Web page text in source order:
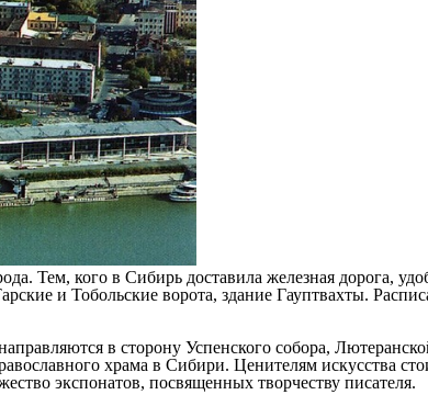
Тем, кого в Сибирь доставила железная дорога,
и Тобольские ворота, здание Гауптвахты.
в сторону Успенского собора,
храма в Сибири. Ценителям искусства
экспонатов, посвященных творчеству писателя.